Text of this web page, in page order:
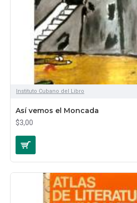
Instituto Cubano del Libro
Así vemos el Moncada
$3,00